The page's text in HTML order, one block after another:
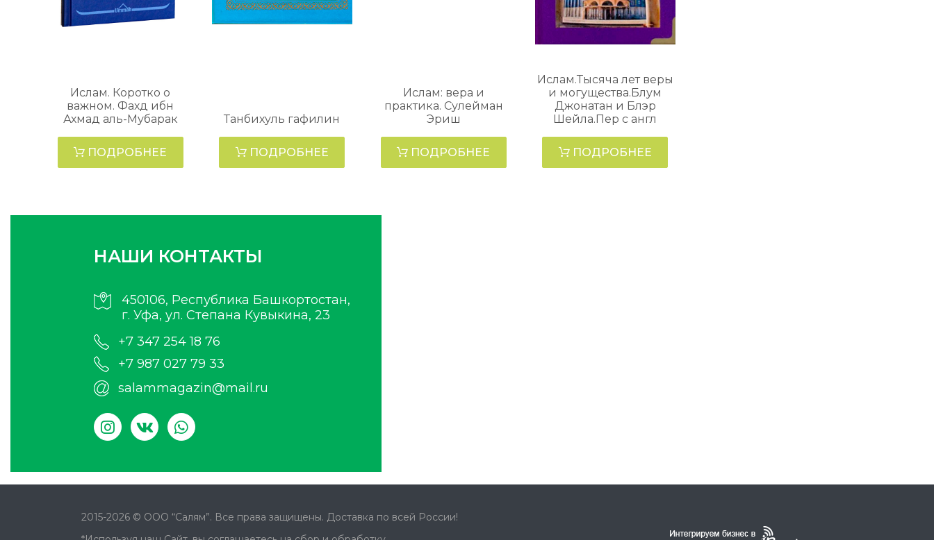
Ислам. Коротко о
важном. Фахд ибн
Ахмад аль-Мубарак
ПОДРОБНЕЕ
Танбихуль гафилин
ПОДРОБНЕЕ
Ислам: вера и
практика. Сулейман
Эриш
ПОДРОБНЕЕ
Ислам.Тысяча лет веры
и могущества.Блум
Джонатан и Блэр
Шейла.Пер с англ
ПОДРОБНЕЕ
НАШИ КОНТАКТЫ
450106, Республика Башкортостан,
г. Уфа, ул. Степана Кувыкина, 23
+7 347 254 18 76
+7 987 027 79 33
salammagazin@mail.ru
2015-2026 © ООО “Салям”. Все права защищены. Доставка по всей России!